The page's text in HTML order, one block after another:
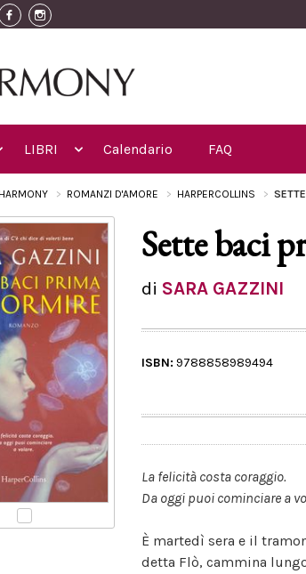
LIBRI Calendario FAQ
HARMONY ROMANZI D'AMORE HARPERCOLLINS
Sette baci
di SARA GAZZINI
ISBN: 9788858989494
La felicità costa coraggio.
Da oggi puoi cominciare a
È martedì sera e il
detta Flò, cammina